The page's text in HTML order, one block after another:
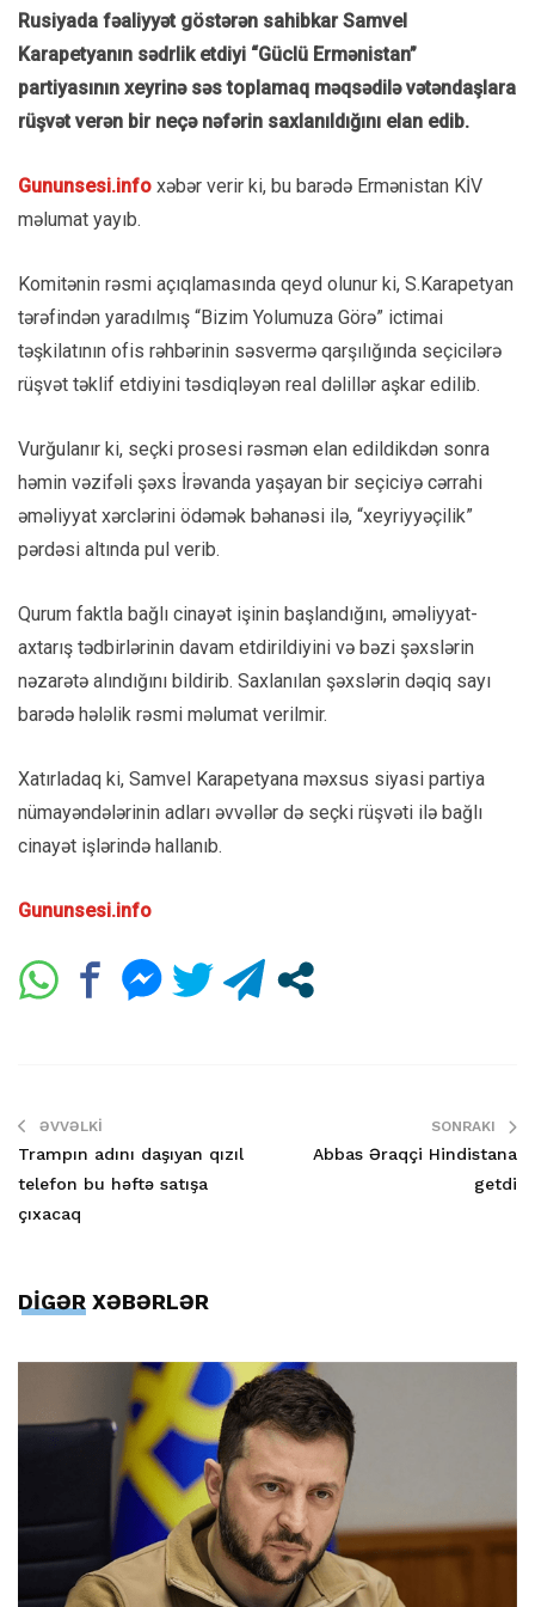
Rusiyada fəaliyyət göstərən sahibkar Samvel
Karapetyanın sədrlik etdiyi “Güclü Ermənistan”
partiyasının xeyrinə səs toplamaq məqsədilə vətəndaşlara
rüşvət verən bir neçə nəfərin saxlanıldığını elan edib.
Gununsesi.info xəbər verir ki, bu barədə Ermənistan KİV
məlumat yayıb.
Komitənin rəsmi açıqlamasında qeyd olunur ki, S.Karapetyan
tərəfindən yaradılmış “Bizim Yolumuza Görə” ictimai
təşkilatının ofis rəhbərinin səsvermə qarşılığında seçicilərə
rüşvət təklif etdiyini təsdiqləyən real dəlillər aşkar edilib.
Vurğulanır ki, seçki prosesi rəsmən elan edildikdən sonra
həmin vəzifəli şəxs İrəvanda yaşayan bir seçiciyə cərrahi
əməliyyat xərclərini ödəmək bəhanəsi ilə, “xeyriyyəçilik”
pərdəsi altında pul verib.
Qurum faktla bağlı cinayət işinin başlandığını, əməliyyat-
axtarış tədbirlərinin davam etdirildiyini və bəzi şəxslərin
nəzarətə alındığını bildirib. Saxlanılan şəxslərin dəqiq sayı
barədə hələlik rəsmi məlumat verilmir.
Xatırladaq ki, Samvel Karapetyana məxsus siyasi partiya
nümayəndələrinin adları əvvəllər də seçki rüşvəti ilə bağlı
cinayət işlərində hallanıb.
Gununsesi.info
ƏVVƏLKI
Trampın adını daşıyan qızıl
telefon bu həftə satışa
çıxacaq
SONRAKI
Abbas Əraqçi Hindistana
getdi
DİGƏR XƏBƏRLƏR